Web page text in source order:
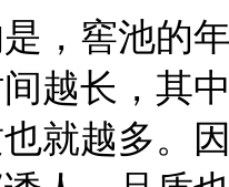
，窖池的
越长，其
就越多。